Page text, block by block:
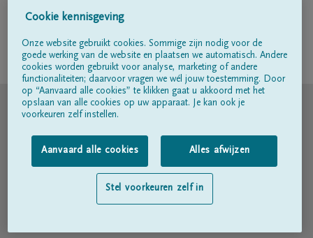
Volg ons op
© DELA
Gebruiksvoorwaarden
Privacyverklaring
Toegankelijkheidsverklaring
Cookie kennisgeving
Onze website gebruikt cookies. Sommige zijn nodig voor de
goede werking van de website en plaatsen we automatisch. Andere
cookies worden gebruikt voor analyse, marketing of andere
functionaliteiten; daarvoor vragen we wél jouw toestemming. Door
op “Aanvaard alle cookies” te klikken gaat u akkoord met het
opslaan van alle cookies op uw apparaat. Je kan ook je
voorkeuren zelf instellen.
Aanvaard alle cookies Alles afwijzen
Stel voorkeuren zelf in